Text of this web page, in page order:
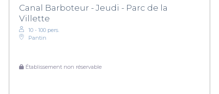
Canal Barboteur - Jeudi - Parc de la
Villette
10 - 100 pers.
Pantin
Établissement non réservable